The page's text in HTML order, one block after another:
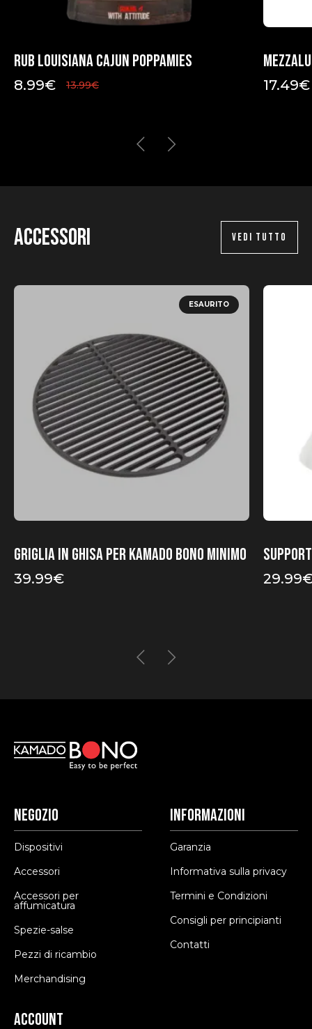
Rub Louisiana Cajun Poppamies
13.99€
8.99€ 17.49€
Accessori VEDI TUTTO
ESAURITO
Griglia in ghisa per Kamado Bono Minimo
39.99€ 29.99
Negozio
Dispositivi
Accessori
Accessori per
affumicatura
Spezie-salse
Pezzi di ricambio
Merchandising
Informazioni
Garanzia
Informativa sulla privacy
Termini e Condizioni
Consigli per principianti
Contatti
Account